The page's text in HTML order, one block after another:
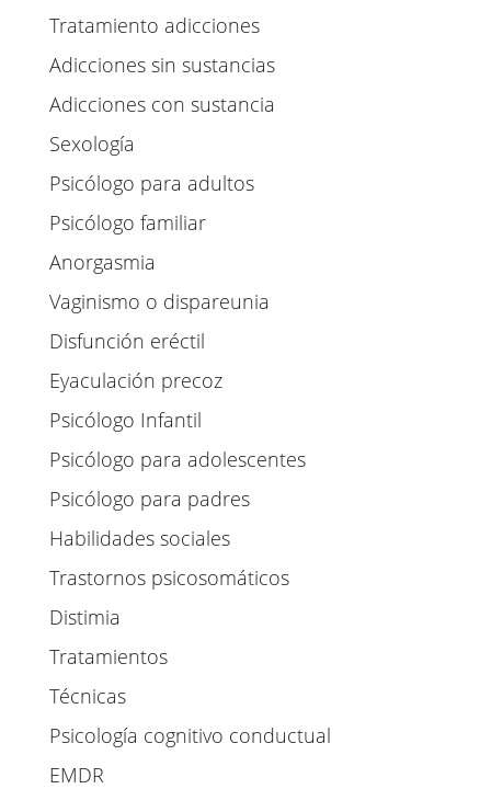
Tratamiento adicciones
Adicciones sin sustancias
Adicciones con sustancia
Sexología
Psicólogo para adultos
Psicólogo familiar
Anorgasmia
Vaginismo o dispareunia
Disfunción eréctil
Eyaculación precoz
Psicólogo Infantil
Psicólogo para adolescentes
Psicólogo para padres
Habilidades sociales
Trastornos psicosomáticos
Distimia
Tratamientos
Técnicas
Psicología cognitivo conductual
EMDR